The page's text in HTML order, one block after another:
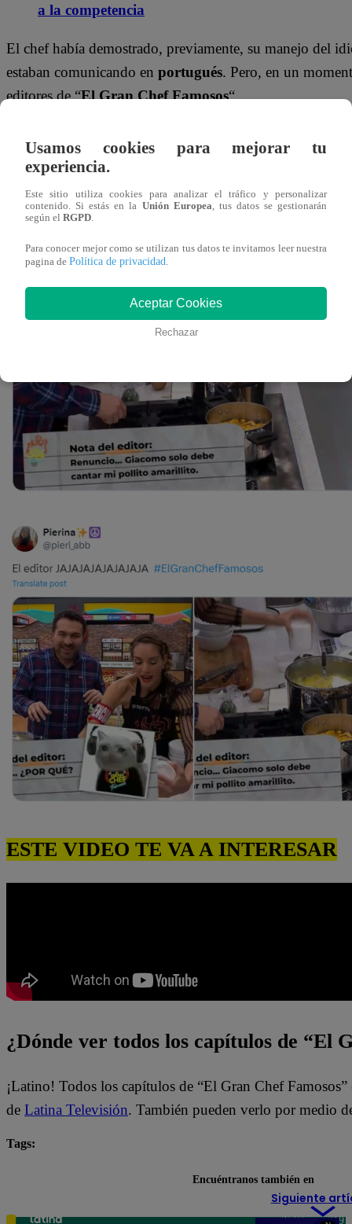
a la competencia
El chef había demostrado, previamente, su manejo del
estaban comunicando en portugués. Pero, en un
editores de “El Gran Chef Famosos“.
traducir. En una temporada anterior, sufrieron, por
ESTE VIDEO TE VA A INTERESAR
¿Dónde ver todos los capítulos de “El
¡Latino! Todos los capítulos de “El Gran Chef
de Latina Televisión. También pueden verlo por medio
Tags:
Siguiente
Usamos cookies para mejorar tu
experiencia.
Este sitio utiliza cookies para analizar el tráfico y personalizar
contenido. Si estás en la Unión Europea , tus datos se gestionarán
según el RGPD
Para conocer mejor como se utilizan tus datos te invitamos leer nuestra
pagina de Política de privacidad
Aceptar Cookies
Rechazar
Encuéntranos también en
Teléfono: 219